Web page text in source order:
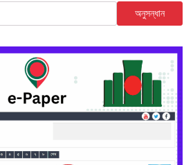
অনুসন্ধান